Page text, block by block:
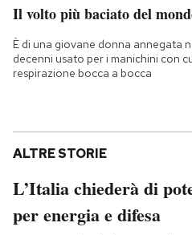
Il volto più baciato del
È di una giovane donna annegata
decenni usato per i manichini con
respirazione bocca a bocca
ALTRE STORIE
L’Italia chiederà di
per energia e difesa